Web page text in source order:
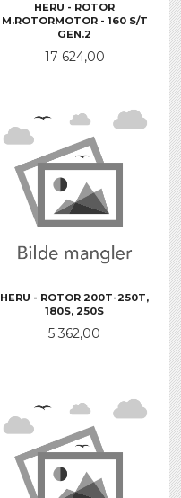
HERU - ROTOR
M.ROTORMOTOR - 160 S/T
GEN.2
Pris
17 624,00
HERU - ROTOR 200T-250T,
180S, 250S
Pris
5 362,00